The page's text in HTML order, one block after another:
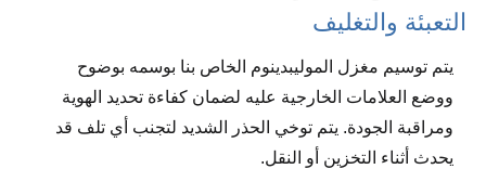
التعبئة والتغليف
يتم توسيم مغزل الموليبدينوم الخاص بنا بوسمه بوضوح
ووضع العلامات الخارجية عليه لضمان كفاءة تحديد الهوية
ومراقبة الجودة. يتم توخي الحذر الشديد لتجنب أي تلف قد
يحدث أثناء التخزين أو النقل.